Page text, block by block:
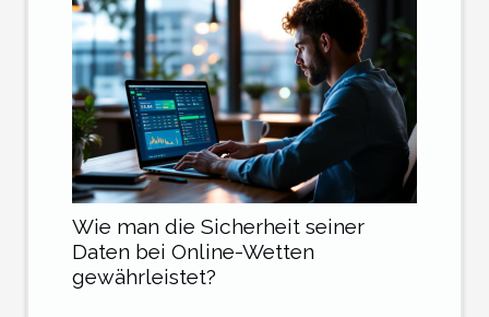
Wie man die Sicherheit seiner
Daten bei Online-Wetten
gewährleistet?